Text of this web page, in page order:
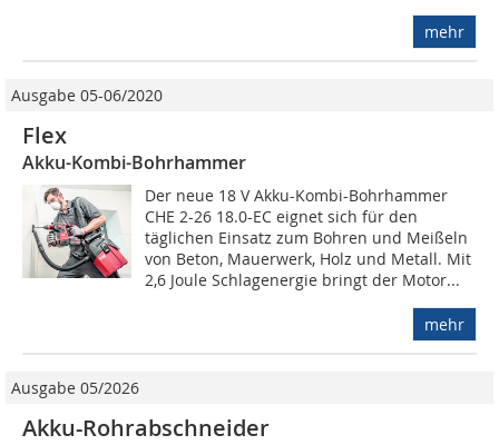
mehr
Ausgabe 05-06/2020
Flex
Akku-Kombi-Bohrhammer
Der neue 18 V Akku-Kombi-Bohrhammer
CHE 2-26 18.0-EC eignet sich für den
täglichen Einsatz zum Bohren und Meißeln
von Beton, Mauerwerk, Holz und Metall. Mit
2,6 Joule Schlagenergie bringt der Motor...
mehr
Ausgabe 05/2026
Akku-Rohrabschneider